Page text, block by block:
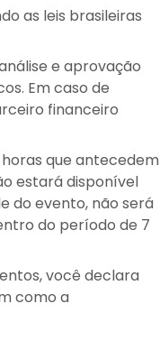
as leis brasileiras
e aprovação
Em caso de
financeiro
que antecedem
estará disponível
do evento, não será
do período de 7
você declara
como a